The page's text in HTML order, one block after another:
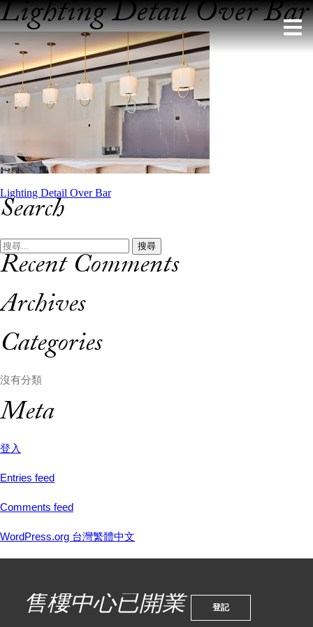
Skip
to
content
Lighting Detail Over Bar
文
章
導
覽
Lighting Detail Over Bar
Search
搜
尋:
Recent Comments
Archives
Categories
沒有分類
Meta
登入
Entries feed
Comments feed
WordPress.org 台灣繁體中文
售樓中心已開業 登記